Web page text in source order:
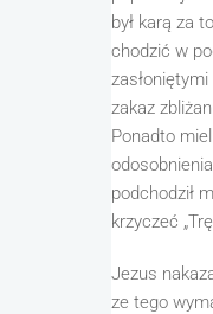
był karą za to
chodzić w
zakaz
Ponadto
odo
podchodził
krzyczeć
Jezus
ze tego